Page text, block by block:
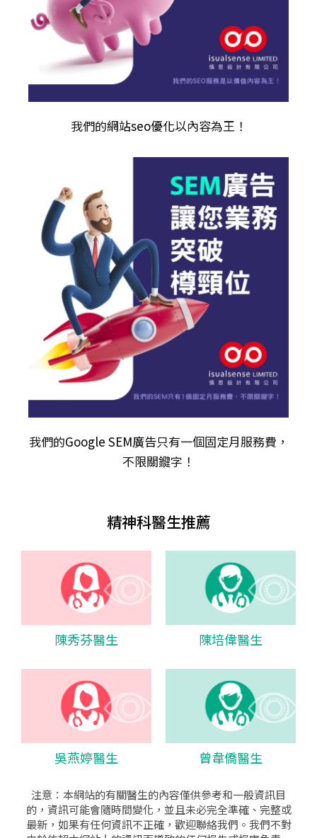
我們的網站seo優化以內容為王！
我們的Google SEM廣告只有一個固定月服務費，
不限關𨫡字！
精神科醫生推薦
陳秀芬醫生 陳培偉醫生
吳燕婷醫生 曾韋僑醫生
注意：本網站的有關醫生的內容僅供參考和一般資訊目
的，資訊可能會隨時間變化，並且未必完全準確、完整或
最新，如果有任何資訊不正確，歡迎聯絡我們。我們不對